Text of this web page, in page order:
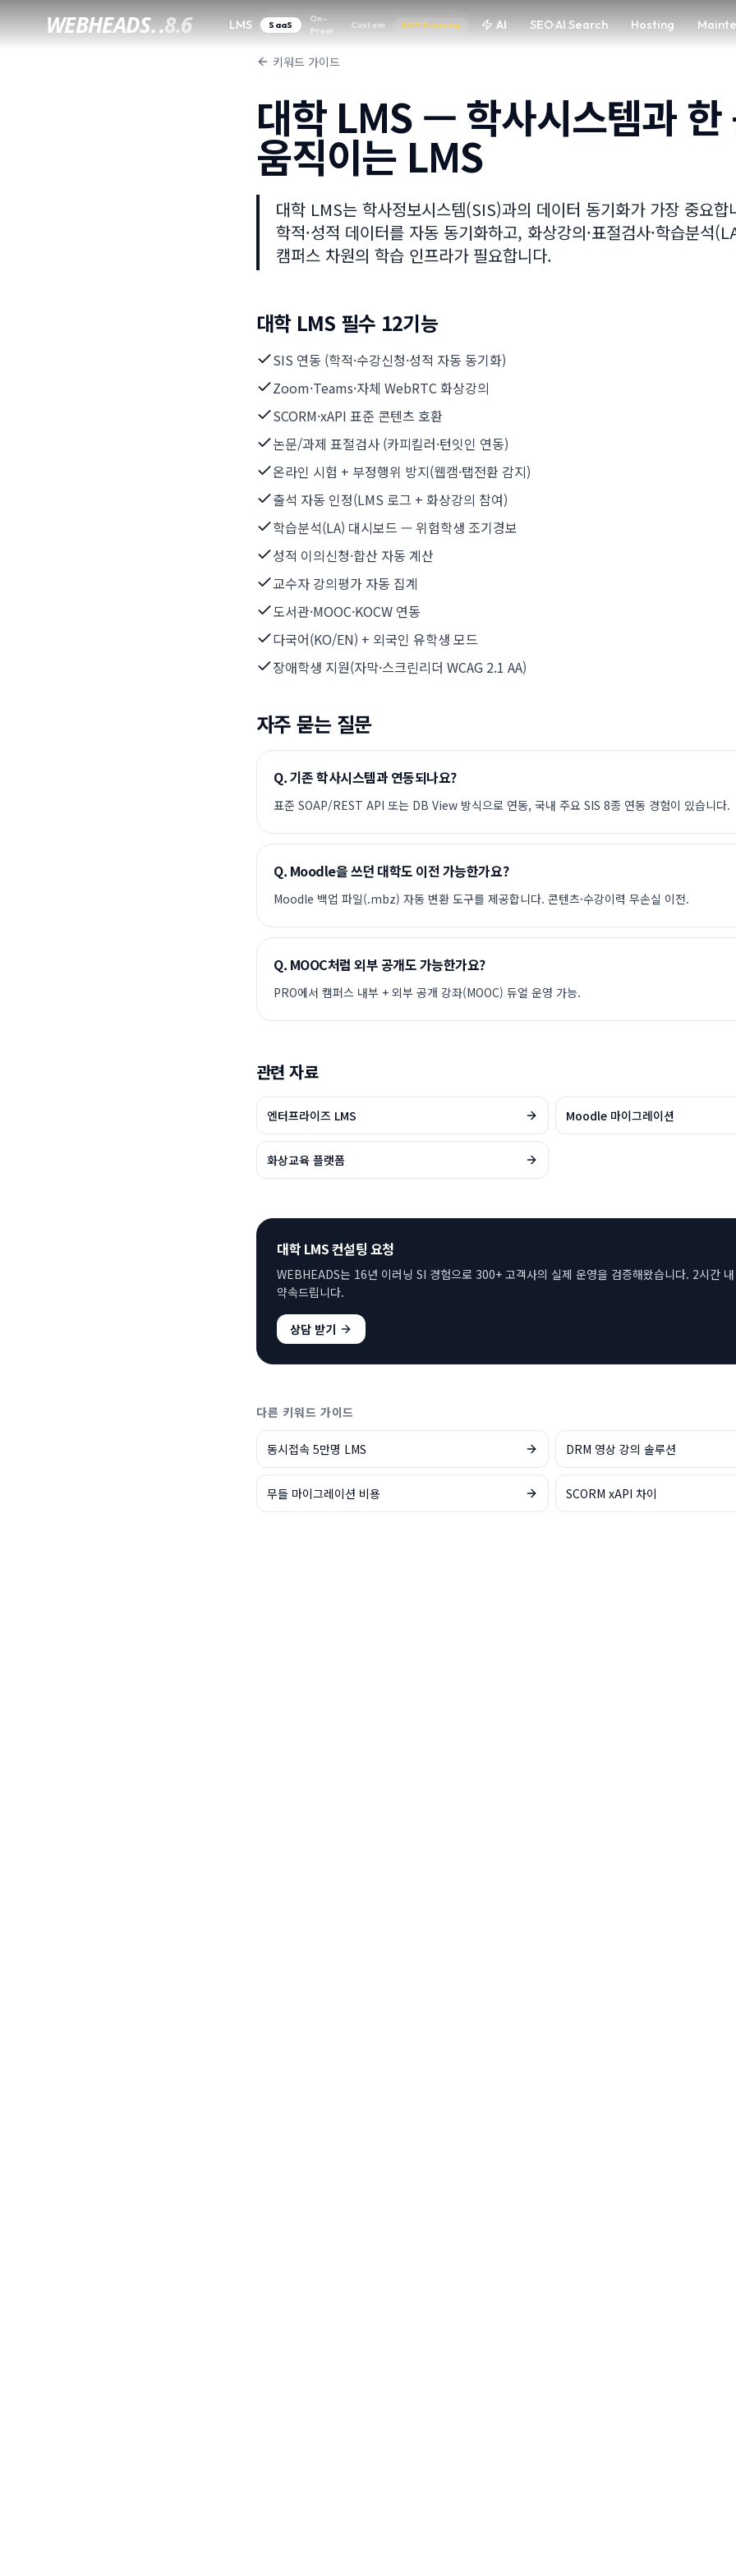
WEBHEADS..8.6 LMS SaaS
On-
Prem
Custom KDT·Training AI SEO·AI Search Hosting
키워드 가이드
대학 LMS — 학사시스템과 한
움직이는 LMS
대학 LMS는 학사정보시스템(SIS)과의 데이터 동기화가 가장 중요합
학적·성적 데이터를 자동 동기화하고, 화상강의·표절검사·학습분석
캠퍼스 차원의 학습 인프라가 필요합니다.
대학 LMS 필수 12기능
SIS 연동 (학적·수강신청·성적 자동 동기화)
Zoom·Teams·자체 WebRTC 화상강의
SCORM·xAPI 표준 콘텐츠 호환
논문/과제 표절검사 (카피킬러·턴잇인 연동)
온라인 시험 + 부정행위 방지(웹캠·탭전환 감지)
출석 자동 인정(LMS 로그 + 화상강의 참여)
학습분석(LA) 대시보드 — 위험학생 조기경보
성적 이의신청·합산 자동 계산
교수자 강의평가 자동 집계
도서관·MOOC·KOCW 연동
다국어(KO/EN) + 외국인 유학생 모드
장애학생 지원(자막·스크린리더 WCAG 2.1 AA)
자주 묻는 질문
Q.기존 학사시스템과 연동되나요?
표준 SOAP/REST API 또는 DB View 방식으로 연동, 국내 주요 SIS 8종 연동 경험이 있습니다.
Q. Moodle을 쓰던 대학도 이전 가능한가요?
Moodle 백업 파일(.mbz) 자동 변환 도구를 제공합니다. 콘텐츠·수강이력 무손실 이전.
Q. MOOC처럼 외부 공개도 가능한가요?
PRO에서 캠퍼스 내부 + 외부 공개 강좌(MOOC) 듀얼 운영 가능.
관련 자료
엔터프라이즈 LMS Moodle 마이그레이션
화상교육 플랫폼
대학 LMS 컨설팅 요청
WEBHEADS는 16년 이러닝 SI 경험으로 300+ 고객사의 실제 운영을 검증해왔습니다. 2시간
약속드립니다.
상담 받기
다른 키워드 가이드
동시접속 5만명 LMS DRM 영상 강의 솔루션
무들 마이그레이션 비용 SCORM xAPI 차이